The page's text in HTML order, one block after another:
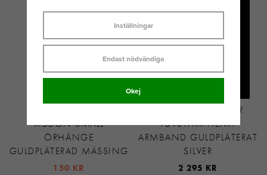
RIBBON SMALL
ÖRHÄNGE
GULDPLÄTERAD MÄSSING
150 KR
MARIA NILSDOTTER
TUVSTARR HEART
ARMBAND GULDPLÄTERAT
SILVER
2 295 KR
Inställningar
Endast nödvändiga
Okej